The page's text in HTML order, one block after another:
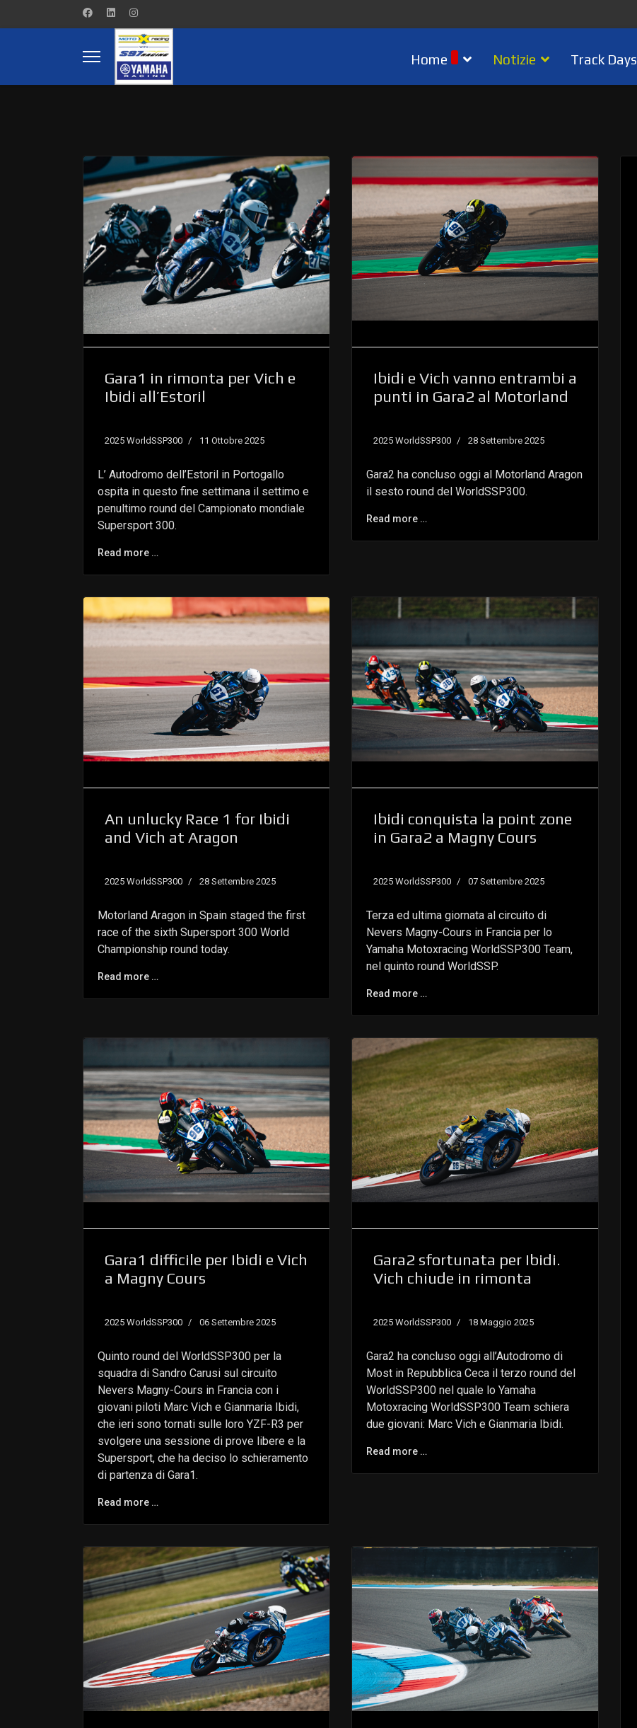
Home Notizie Track Days
Gara1 in rimonta per Vich e
Ibidi all’Estoril
2025 WorldSSP300 11 Ottobre 2025
L’ Autodromo dell’Estoril in Portogallo
ospita in questo fine settimana il settimo e
penultimo round del Campionato mondiale
Supersport 300.
Read more …
Ibidi e Vich vanno entrambi a
punti in Gara2 al Motorland
2025 WorldSSP300 28 Settembre 2025
Gara2 ha concluso oggi al Motorland Aragon
il sesto round del WorldSSP300.
Read more …
An unlucky Race 1 for Ibidi
and Vich at Aragon
2025 WorldSSP300 28 Settembre 2025
Motorland Aragon in Spain staged the first
race of the sixth Supersport 300 World
Championship round today.
Read more …
Ibidi conquista la point zone
in Gara2 a Magny Cours
2025 WorldSSP300 07 Settembre 2025
Terza ed ultima giornata al circuito di
Nevers Magny-Cours in Francia per lo
Yamaha Motoxracing WorldSSP300 Team,
nel quinto round WorldSSP.
Read more …
Gara1 difficile per Ibidi e Vich
a Magny Cours
2025 WorldSSP300 06 Settembre 2025
Quinto round del WorldSSP300 per la
squadra di Sandro Carusi sul circuito
Nevers Magny-Cours in Francia con i
giovani piloti Marc Vich e Gianmaria Ibidi,
che ieri sono tornati sulle loro YZF-R3 per
svolgere una sessione di prove libere e la
Supersport, che ha deciso lo schieramento
di partenza di Gara1.
Read more …
Gara2 sfortunata per Ibidi.
Vich chiude in rimonta
2025 WorldSSP300 18 Maggio 2025
Gara2 ha concluso oggi all’Autodromo di
Most in Repubblica Ceca il terzo round del
WorldSSP300 nel quale lo Yamaha
Motoxracing WorldSSP300 Team schiera
due giovani: Marc Vich e Gianmaria Ibidi.
Read more …